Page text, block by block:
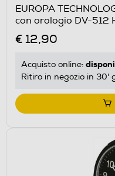
EUROPA
con orologio DV-512
€ 12,90
Acquisto online:
Ritiro in negozio in 30'